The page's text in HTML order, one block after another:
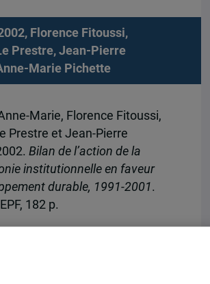
Florence Fitoussi,
Prestre, Jean-Pierre
Marie Pichette
Marie, Florence Fitoussi,
Prestre et Jean-Pierre
Bilan de l’action de la
institutionnelle en faveur
durable, 1991-2001.
182 p.